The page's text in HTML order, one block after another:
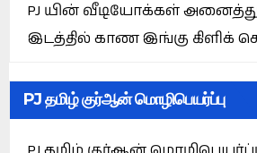
PJ யின் வீடியோக்கள்
இடத்தில் காண இங்கு கிளிக்
PJ தமிழ் குர்ஆன் மொழிபெயர்ப்பு